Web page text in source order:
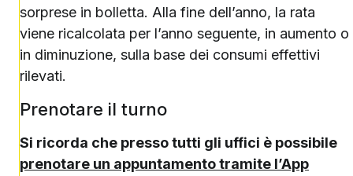
sorprese in bolletta. Alla fine dell’anno, la rata
viene ricalcolata per l’anno seguente, in aumento o
in diminuzione, sulla base dei consumi effettivi
rilevati.
Prenotare il turno
Si ricorda che presso tutti gli uffici è possibile
prenotare un appuntamento tramite l’App